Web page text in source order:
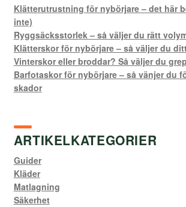
Klätterutrustning för nybörjare – det här
inte)
Ryggsäcksstorlek – så väljer du rätt
Klätterskor för nybörjare – så väljer du
Vinterskor eller broddar? Så väljer du
Barfotaskor för nybörjare – så vänjer du
skador
ARTIKELKATEGORIER
Guider
Kläder
Matlagning
Säkerhet